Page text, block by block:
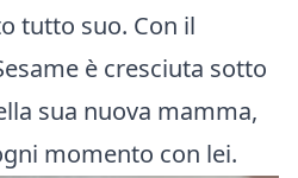
tutto suo. Con il
è cresciuta sotto
sua nuova mamma,
momento con lei.